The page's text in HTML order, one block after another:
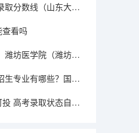
2025山东省各大学录取分数线（山东大学排名及录取分数线）
看吗
2026山东考生必看：潍坊医学院（潍坊医科大学）往年位次参考
2026西北工业大学招生专业有哪些？国防特色优势专业
高考志愿状态自由可投 高考录取状态自由可投是什么意思